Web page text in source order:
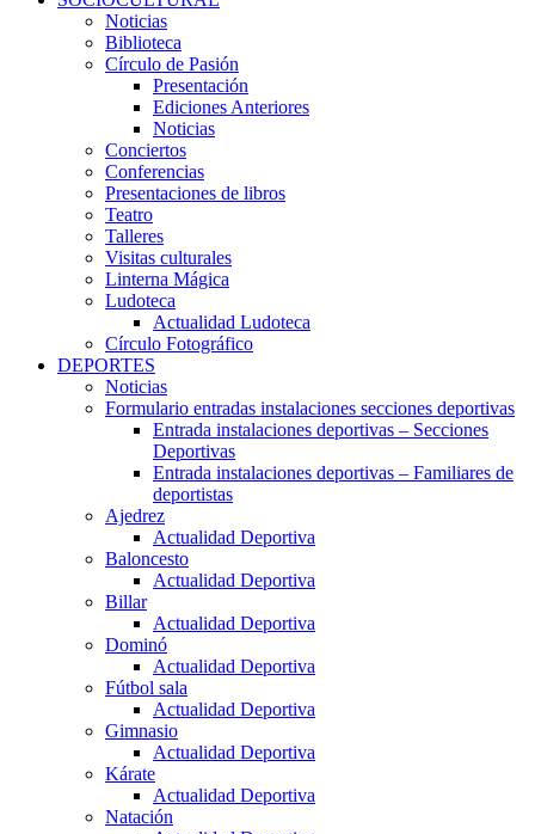
Noticias
Biblioteca
Círculo de Pasión
Presentación
Ediciones Anteriores
Noticias
Conciertos
Conferencias
Presentaciones de libros
Teatro
Talleres
Visitas culturales
Linterna Mágica
Ludoteca
Actualidad Ludoteca
Círculo Fotográfico
DEPORTES
Noticias
Formulario entradas instalaciones secciones deportivas
Entrada instalaciones deportivas – Secciones
Deportivas
Entrada instalaciones deportivas – Familiares de
deportistas
Ajedrez
Actualidad Deportiva
Baloncesto
Actualidad Deportiva
Billar
Actualidad Deportiva
Dominó
Actualidad Deportiva
Fútbol sala
Actualidad Deportiva
Gimnasio
Actualidad Deportiva
Kárate
Actualidad Deportiva
Natación